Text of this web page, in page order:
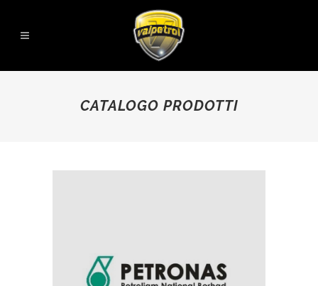
CATALOGO PRODOTTI